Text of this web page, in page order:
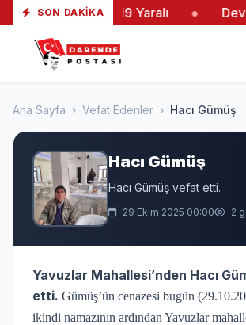
SON DAKIKA
Yangında 19 Yaralı
Ana Sayfa › Vefat Edenler › Hacı Gümüş
Hacı Gümüş
Hacı Gümüş vefat etti.
29 Ekim 2025 00:00 2
Yavuzlar Mahallesi’nden Hacı
etti. Gümüş’ün cenazesi bugün
ikindi namazının ardından Yavuzlar